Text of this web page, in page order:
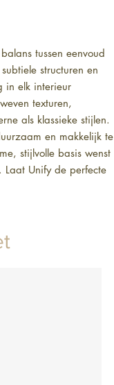
tussen eenvoud
structuren en
in elk interieur
texturen,
als klassieke stijlen.
en makkelijk te
stijlvolle basis wenst
Laat Unify de perfecte